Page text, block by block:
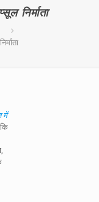
निर्माता
में